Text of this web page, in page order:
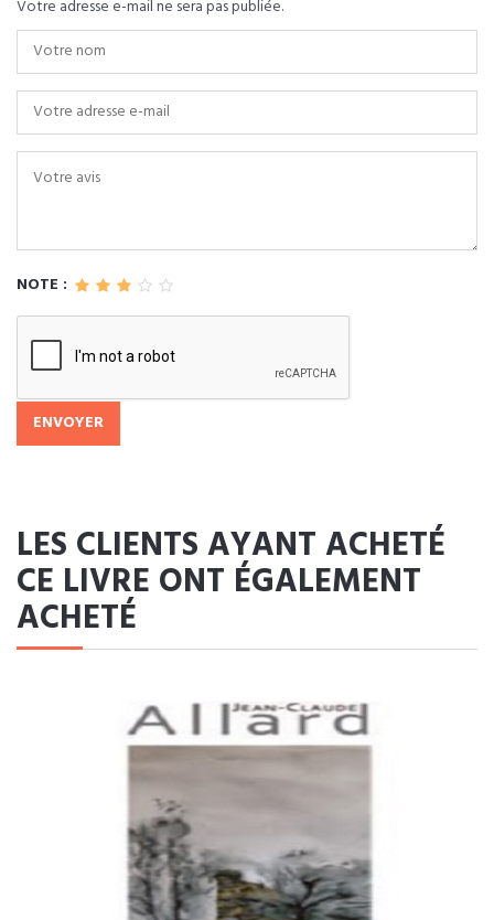
Votre adresse e-mail ne sera pas publiée.
NOTE :
ENVOYER
LES CLIENTS AYANT ACHETÉ
CE LIVRE ONT ÉGALEMENT
ACHETÉ